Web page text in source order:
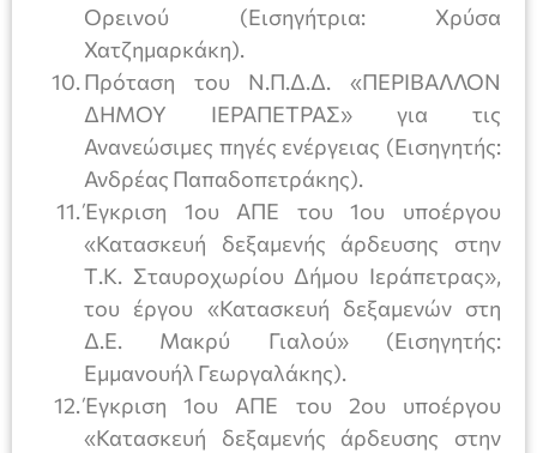
Ορεινού (Εισηγήτρια: Χρύσα
Χατζημαρκάκη).
Πρόταση του Ν.Π.Δ.Δ. «ΠΕΡΙΒΑΛΛΟΝ
ΔΗΜΟΥ ΙΕΡΑΠΕΤΡΑΣ» για τις
Ανανεώσιμες πηγές ενέργειας (Εισηγητής:
Ανδρέας Παπαδοπετράκης).
Έγκριση 1ου ΑΠΕ του 1ου υποέργου
«Κατασκευή δεξαμενής άρδευσης στην
Τ.Κ. Σταυροχωρίου Δήμου Ιεράπετρας»,
του έργου «Κατασκευή δεξαμενών στη
Δ.Ε. Μακρύ Γιαλού» (Εισηγητής:
Εμμανουήλ Γεωργαλάκης).
Έγκριση 1ου ΑΠΕ του 2ου υποέργου
«Κατασκευή δεξαμενής άρδευσης στην